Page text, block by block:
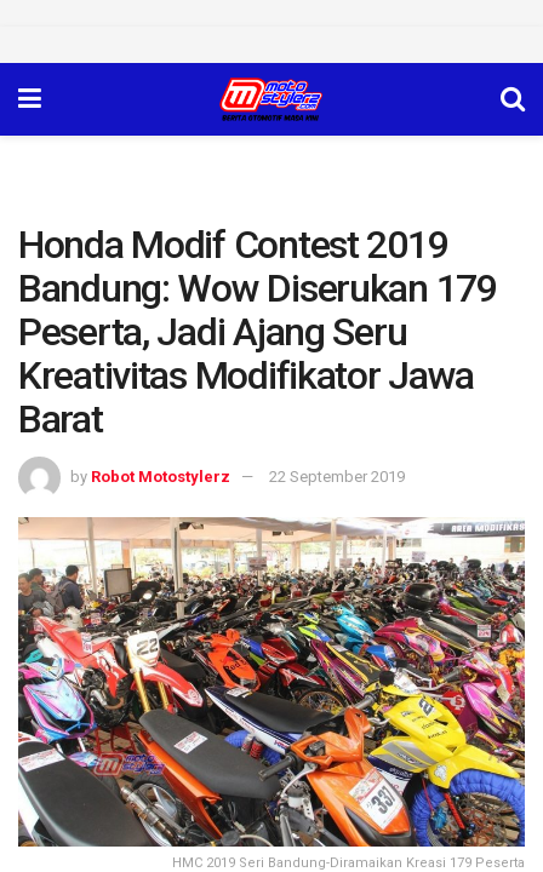
Honda Modif Contest 2019
Bandung: Wow Diserukan 179
Peserta, Jadi Ajang Seru
Kreativitas Modifikator Jawa
Barat
by Robot Motostylerz 22 September 2019
HMC 2019 Seri Bandung-Diramaikan Kreasi 179 Peserta